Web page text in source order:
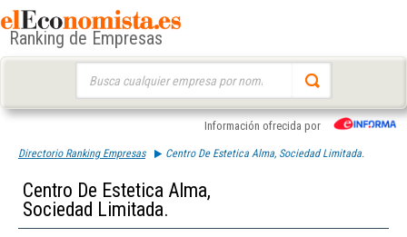
Ranking de Empresas
Información ofrecida por
Directorio Ranking Empresas Centro De Estetica Alma, Sociedad Limitada.
Centro De Estetica Alma,
Sociedad Limitada.